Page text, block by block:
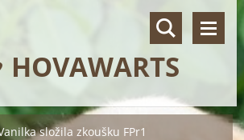
HOVAWARTS
složila zkoušku FPr1